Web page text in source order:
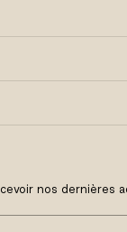
nos dernières